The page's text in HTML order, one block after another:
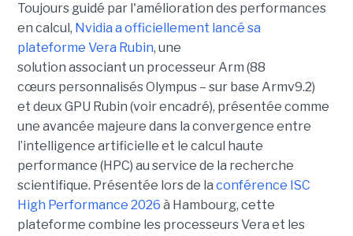
Toujours guidé par l'amélioration des performances
en calcul, Nvidia a officiellement lancé sa
plateforme Vera Rubin, une
solution associant un processeur Arm (88
cœurs personnalisés Olympus – sur base Armv9.2)
et deux GPU Rubin (voir encadré), présentée comme
une avancée majeure dans la convergence entre
l’intelligence artificielle et le calcul haute
performance (HPC) au service de la recherche
scientifique. Présentée lors de la conférence ISC
High Performance 2026 à Hambourg, cette
plateforme combine les processeurs Vera et les